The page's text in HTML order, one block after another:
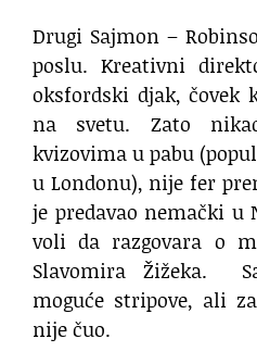
Drugi Sajmon –
poslu. Kreativni
oksfordski djak, čovek
na svetu. Zato
kvizovima u pabu
u Londonu), nije fer
je predavao nemački
voli da razgovara o
Slavomira Žižeka.
moguće stripove, ali
nije čuo.